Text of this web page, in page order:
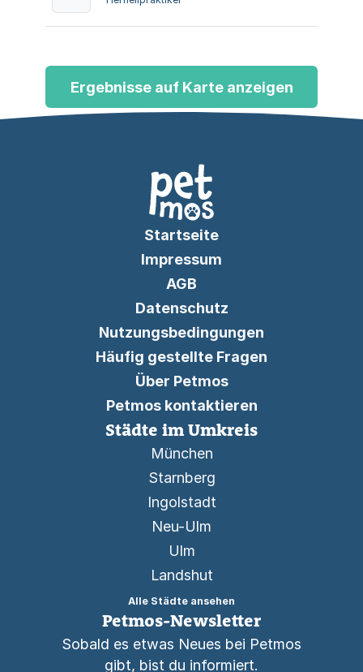
Ergebnisse auf Karte anzeigen
Startseite
Impressum
AGB
Datenschutz
Nutzungsbedingungen
Häufig gestellte Fragen
Über Petmos
Petmos kontaktieren
Städte im Umkreis
München
Starnberg
Ingolstadt
Neu-Ulm
Ulm
Landshut
Alle Städte ansehen
Petmos-Newsletter
Sobald es etwas Neues bei Petmos
gibt, bist du informiert.